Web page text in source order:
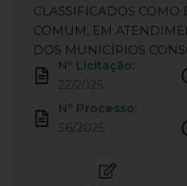
CLASSIFICADOS COMO
COMUM, EM
DOS MUNICÍPIOS
Nº Licitação:
22/2025
Nº Processo:
56/2025